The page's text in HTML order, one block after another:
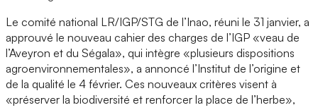
Le comité national LR/IGP/STG de l’Inao, réuni le 31 janvier, a
approuvé le nouveau cahier des charges de l’IGP «veau de
l’Aveyron et du Ségala», qui intègre «plusieurs dispositions
agroenvironnementales», a annoncé l’Institut de l’origine et
de la qualité le 4 février. Ces nouveaux critères visent à
«préserver la biodiversité et renforcer la place de l’herbe»,